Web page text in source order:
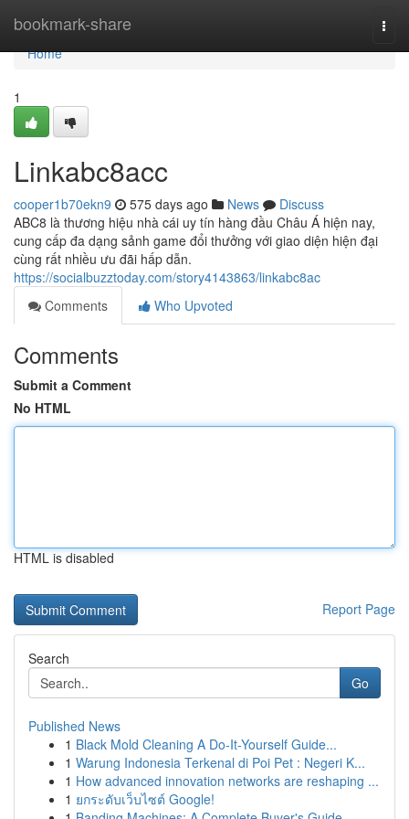
bookmark-share
Home
Home
1
Linkabc8acc
cooper1b70ekn9 575 days ago News
Discuss
ABC8 là thương hiệu nhà cái uy tín hàng đầu Châu Á hiện nay,
cung cấp đa dạng sảnh game đổi thưởng với giao diện hiện đại
cùng rất nhiều ưu đãi hấp dẫn.
https://socialbuzztoday.com/story4143863/linkabc8ac
Comments
Who Upvoted
Comments
Submit a Comment
No HTML
HTML is disabled
Report Page
Search
Go
Published News
1 Black Mold Cleaning A Do-It-Yourself Guide...
1 Warung Indonesia Terkenal di Poi Pet : Negeri K...
1 How advanced innovation networks are reshaping ...
1 ยกระดับเว็บไซต์ Google!